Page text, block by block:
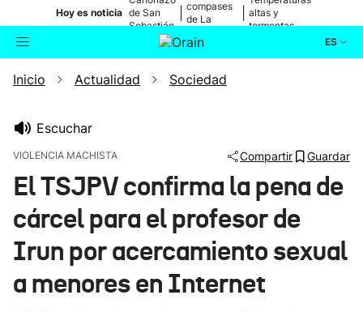
Hoy es noticia de San
Sebastián
compases
de La
altas y
tormentas
ES
Buscador Actualidad
Ikusmiran
Eguraldia
Inicio Actualidad Sociedad
Escuchar
VIOLENCIA MACHISTA Compartir Guardar
El TSJPV confirma la pena de
cárcel para el profesor de
Irun por acercamiento sexual
a menores en Internet